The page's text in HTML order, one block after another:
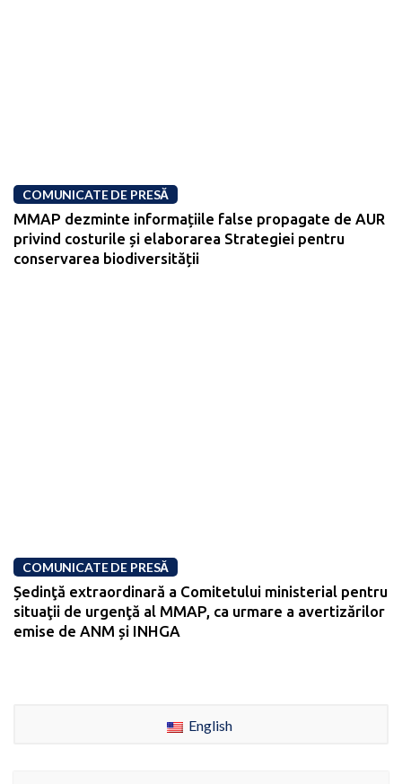
COMUNICATE DE PRESĂ
MMAP dezminte informațiile false propagate de AUR
privind costurile și elaborarea Strategiei pentru
conservarea biodiversității
COMUNICATE DE PRESĂ
Ședinţă extraordinară a Comitetului ministerial pentru
situaţii de urgenţă al MMAP, ca urmare a avertizărilor
emise de ANM și INHGA
English